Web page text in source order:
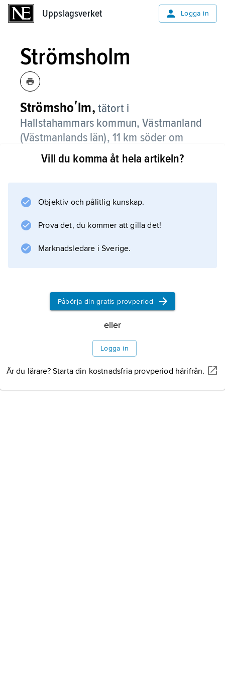
Uppslagsverket Logga in
Strömsholm
Strömshoʹlm, tätort i
Hallstahammars kommun, Västmanland
(Västmanlands län), 11 km söder om
Hallstahammar; 701 invånare (2021).
Litteraturanvisning
Vill du komma åt hela artikeln?
Objektiv och pålitlig kunskap.
Prova det, du kommer att gilla det!
Marknadsledare i Sverige.
Påbörja din gratis provperiod
eller
Logga in
Är du lärare? Starta din kostnadsfria provperiod härifrån.